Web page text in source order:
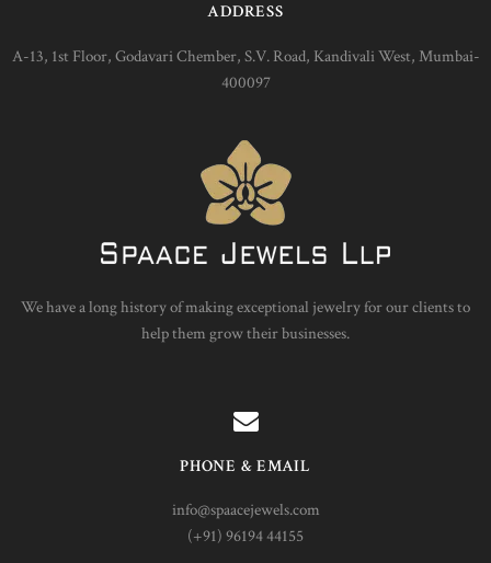
ADDRESS
A-13, 1st Floor, Godavari Chember, S.V. Road, Kandivali West, Mumbai-
400097
We have a long history of making exceptional jewelry for our clients to
help them grow their businesses.
PHONE & EMAIL
info@spaacejewels.com
(+91) 96194 44155